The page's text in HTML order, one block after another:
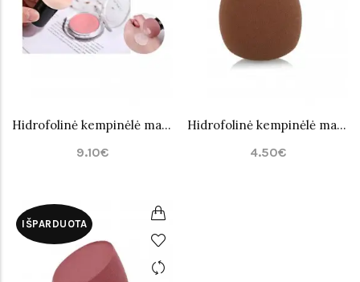
Hidrofolinė kempinėlė makiažui su rankenėle
9.10€
Hidrofolinė kempinėlė makiažui PuFF Nr.1
4.50€
IŠPARDUOTA